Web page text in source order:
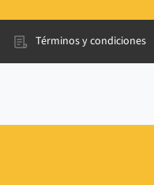
Términos y condiciones